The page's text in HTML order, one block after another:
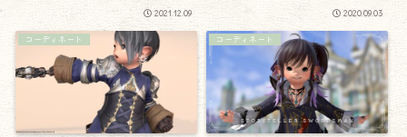
2021.12.09 2020.09.03
コーディネート コーディネート